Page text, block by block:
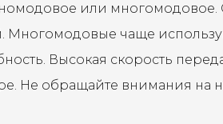
или
Многомодовые чаще
Высокая скорость
Не обращайте внимания на